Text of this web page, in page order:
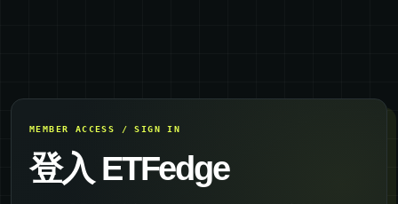
MEMBER ACCESS / SIGN IN
登入 ETFedge